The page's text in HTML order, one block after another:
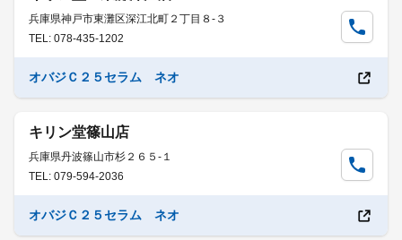
兵庫県神戸市東灘区深江北町２丁目８-３
TEL: 078-435-1202
オバジＣ２５セラム ネオ
キリン堂篠山店
兵庫県丹波篠山市杉２６５-１
TEL: 079-594-2036
オバジＣ２５セラム ネオ